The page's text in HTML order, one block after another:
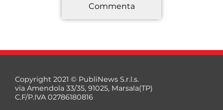
*
Commenta
Copyright 2021 © PubliNews S.r.l.s.
via Amendola 33/35, 91025, Marsala(TP)
C.F/P.IVA 02786180816